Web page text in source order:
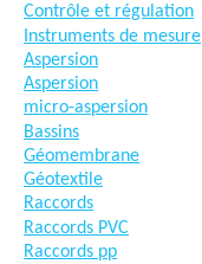
Contrôle et régulation
Instruments de mesure
Aspersion
Aspersion
micro-aspersion
Bassins
Géomembrane
Géotextile
Raccords
Raccords PVC
Raccords pp